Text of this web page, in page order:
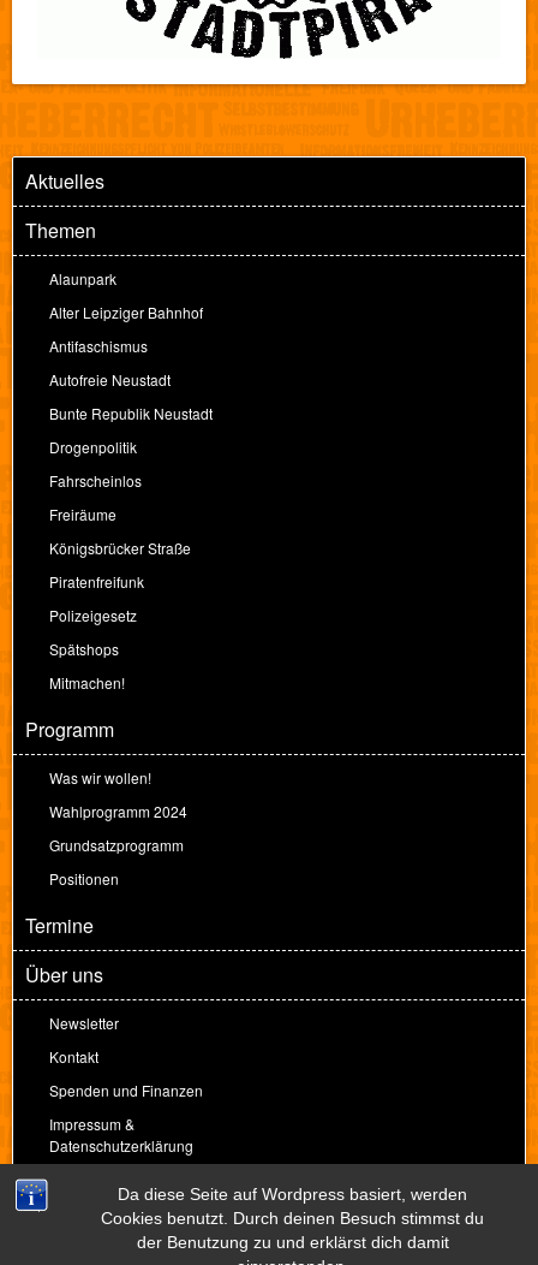
Da diese Seite auf Wordpress basiert, werden
Cookies benutzt. Durch deinen Besuch stimmst du
der Benutzung zu und erklärst dich damit
Aktuelles
Themen
Alaunpark
Alter Leipziger Bahnhof
Antifaschismus
Autofreie Neustadt
Bunte Republik Neustadt
Drogenpolitik
Fahrscheinlos
Freiräume
Königsbrücker Straße
Piratenfreifunk
Polizeigesetz
Spätshops
Mitmachen!
Programm
Was wir wollen!
Wahlprogramm 2024
Grundsatzprogramm
Positionen
Termine
Über uns
Newsletter
Kontakt
Spenden und Finanzen
Impressum &
Datenschutzerklärung
Spenden
Theme by